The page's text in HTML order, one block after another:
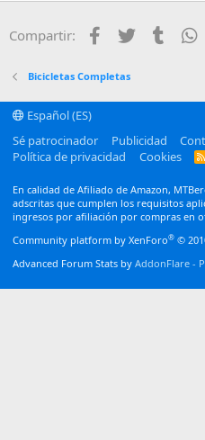
Trebuchet MS
Compartir: Facebook
Twitter
Bicicletas Completas
Español (ES)
Sé patrocinador
Publicidad
Política de privacidad
Cookies
En calidad de Afiliado de Amazon,
adscritas que cumplen los requisitos
ingresos por afiliación por compras en
Community platform by XenForo® ©
Advanced Forum Stats by AddonFlare -